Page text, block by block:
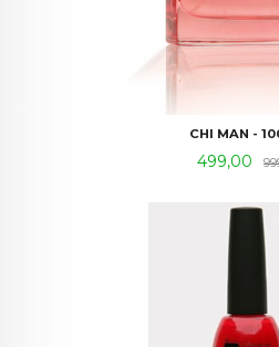
CHI MAN -
Tilbud
499,00